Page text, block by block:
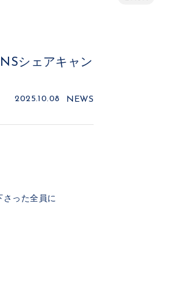
シェアキャン
2025.10.08 NEWS
った全員に